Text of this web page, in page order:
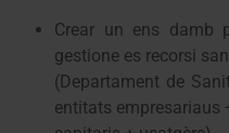
Crear un ens damb
gestione es recorsi
(Departament de
entitats empresariaus